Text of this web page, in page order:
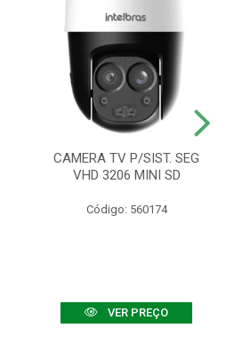
CAMERA TV P/SIST. SEG
VHD 3206 MINI SD
Código: 560174
VER PREÇO